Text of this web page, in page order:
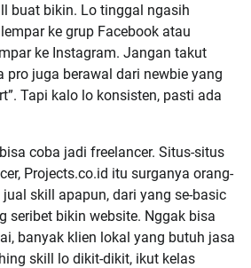
buat bikin. Lo tinggal ngasih
ke grup Facebook atau
ke Instagram. Jangan takut
pro juga berawal dari newbie yang
Tapi kalo lo konsisten, pasti ada
coba jadi freelancer. Situs-situs
Projects.co.id itu surganya orang-
skill apapun, dari yang se-basic
seribet bikin website. Nggak bisa
banyak klien lokal yang butuh jasa
skill lo dikit-dikit, ikut kelas